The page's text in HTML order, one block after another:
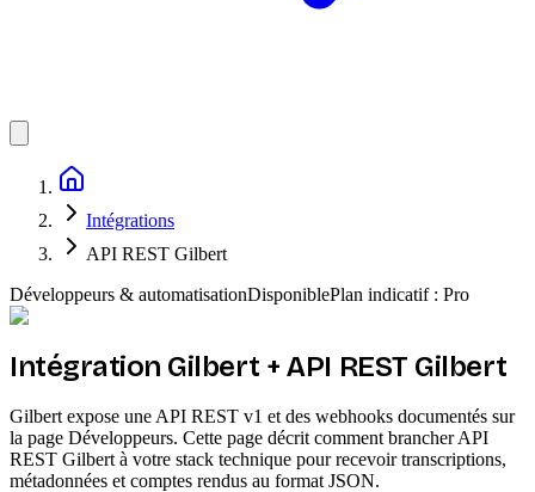
Intégrations
API REST Gilbert
Développeurs & automatisationDisponiblePlan indicatif : Pro
Intégration Gilbert + API REST Gilbert
Gilbert expose une API REST v1 et des webhooks documentés sur
la page Développeurs. Cette page décrit comment brancher API
REST Gilbert à votre stack technique pour recevoir transcriptions,
métadonnées et comptes rendus au format JSON.